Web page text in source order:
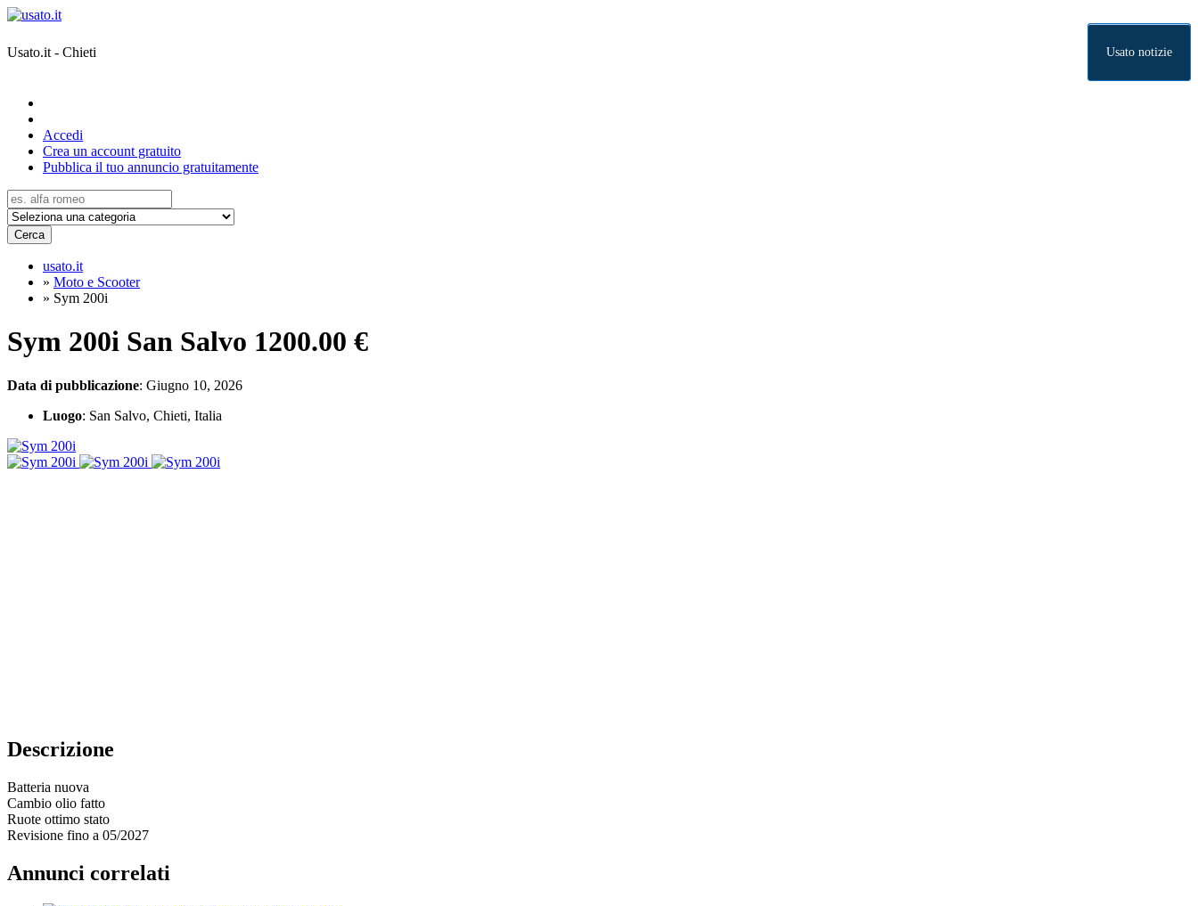
Usato.it - Chieti Usato notizie
Accedi
Crea un account gratuito
Pubblica il tuo annuncio gratuitamente
Cerca
usato.it
» Moto e Scooter
» Sym 200i
Sym 200i San Salvo 1200.00 €
Data di pubblicazione: Giugno 10, 2026
Luogo: San Salvo, Chieti, Italia
Descrizione
Batteria nuova
Cambio olio fatto
Ruote ottimo stato
Revisione fino a 05/2027
Annunci correlati